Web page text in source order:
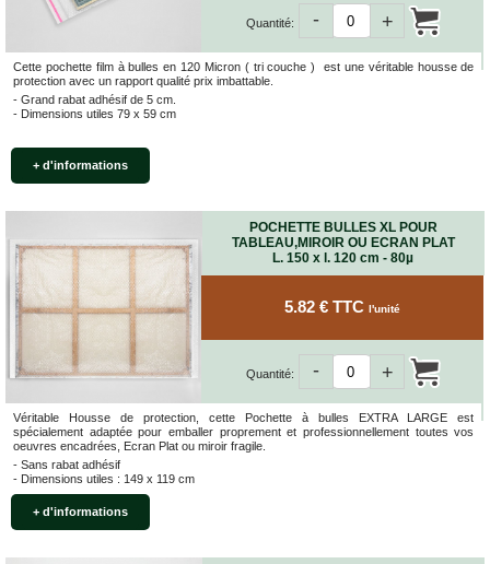
Cette pochette film à bulles en 120 Micron ( tri couche ) est une véritable housse de
protection avec un rapport qualité prix imbattable.
- Grand rabat adhésif de 5 cm.
- Dimensions utiles 79 x 59 cm
+ d'informations
Quantité: +
-
POCHETTE BULLES XL POUR
TABLEAU,MIROIR OU ECRAN PLAT
L. 150 x l. 120 cm - 80µ
Véritable Housse de protection, cette Pochette à bulles EXTRA LARGE est
spécialement adaptée pour emballer proprement et professionnellement toutes vos
oeuvres encadrées, Ecran Plat ou miroir fragile.
- Sans rabat adhésif
- Dimensions utiles : 149 x 119 cm
+ d'informations
5.82 € TTC l'unité
Quantité: +
-